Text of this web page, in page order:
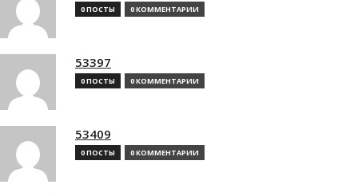
0 ПОСТЫ 0 КОММЕНТАРИИ
53397
0 ПОСТЫ 0 КОММЕНТАРИИ
53409
0 ПОСТЫ 0 КОММЕНТАРИИ